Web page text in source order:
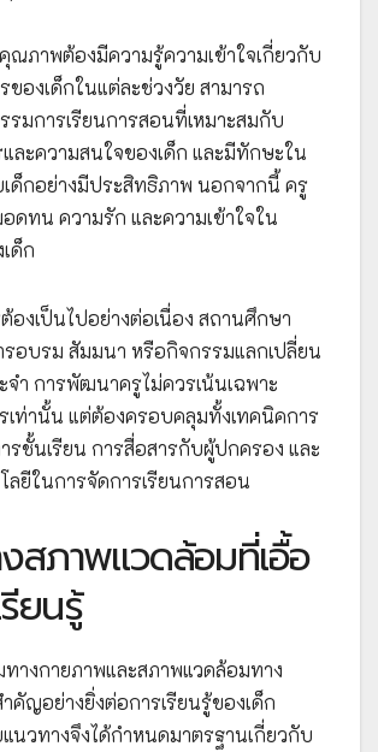
ภาพต้องมีความรู้ความเข้าใจเกี่ยวกับ
องเด็กในแต่ละช่วงวัย สามารถ
มการเรียนการสอนที่เหมาะสมกับ
ละความสนใจของเด็ก และมีทักษะใน
ด็กอย่างมีประสิทธิภาพ นอกจากนี้ ครู
ดทน ความรัก และความเข้าใจใน
ด็ก
งเป็นไปอย่างต่อเนื่อง สถานศึกษา
อบรม สัมมนา หรือกิจกรรมแลกเปลี่ยน
จำ การพัฒนาครูไม่ควรเน้นเฉพาะ
เท่านั้น แต่ต้องครอบคลุมทั้งเทคนิคการ
รชั้นเรียน การสื่อสารกับผู้ปกครอง และ
ลยีในการจัดการเรียนการสอน
สภาพแวดล้อมที่เอื้อ
ยนรู้
างกายภาพและสภาพแวดล้อมทาง
คัญอย่างยิ่งต่อการเรียนรู้ของเด็ก
นวทางจึงได้กำหนดมาตรฐานเกี่ยวกับ